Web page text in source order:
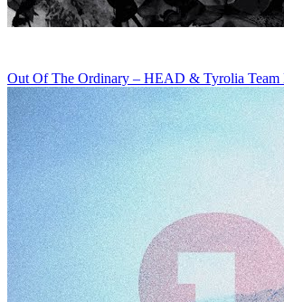
Out Of The Ordinary – HEAD & Tyrolia Team